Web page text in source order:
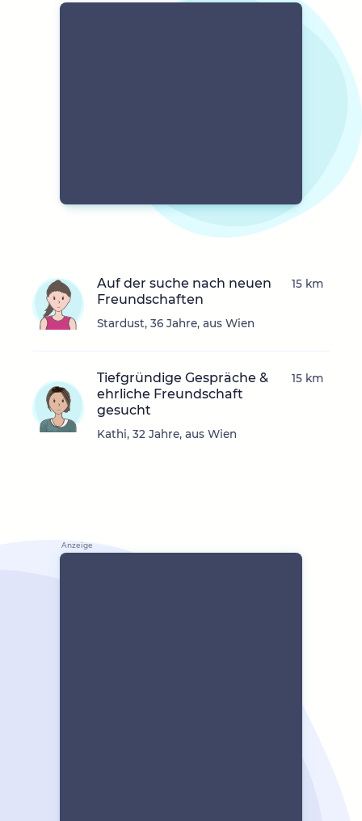
Auf der suche nach neuen
Freundschaften
Stardust, 36 Jahre, aus Wien
15 km
Tiefgründige Gespräche &
ehrliche Freundschaft
gesucht
Kathi, 32 Jahre, aus Wien
15 km